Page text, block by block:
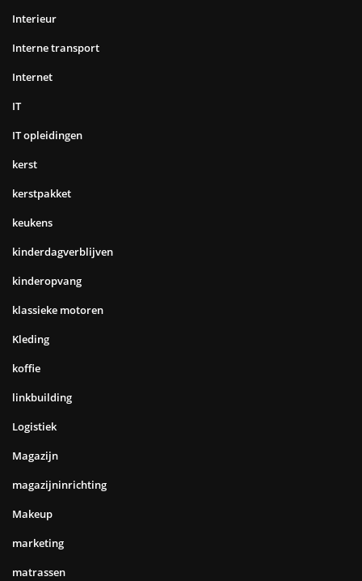
Interieur
Interne transport
Internet
IT
IT opleidingen
kerst
kerstpakket
keukens
kinderdagverblijven
kinderopvang
klassieke motoren
Kleding
koffie
linkbuilding
Logistiek
Magazijn
magazijninrichting
Makeup
marketing
matrassen